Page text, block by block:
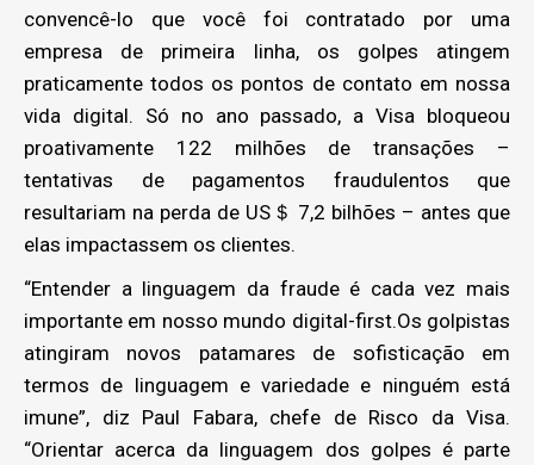
convencê-lo que você foi contratado por uma
empresa de primeira linha, os golpes atingem
praticamente todos os pontos de contato em nossa
vida digital. Só no ano passado, a Visa bloqueou
proativamente 122 milhões de transações –
tentativas de pagamentos fraudulentos que
resultariam na perda de US＄ 7,2 bilhões – antes que
elas impactassem os clientes.
“Entender a linguagem da fraude é cada vez mais
importante em nosso mundo digital-first.Os golpistas
atingiram novos patamares de sofisticação em
termos de linguagem e variedade e ninguém está
imune”, diz Paul Fabara, chefe de Risco da Visa.
“Orientar acerca da linguagem dos golpes é parte